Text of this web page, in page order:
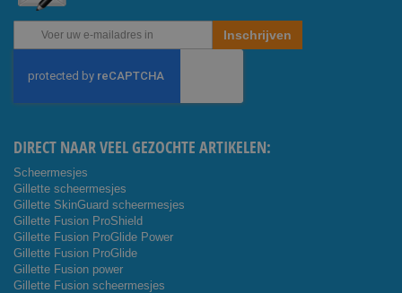
Abonneer
onze
Inschrijven
DIRECT NAAR VEEL GEZOCHTE ARTIKELEN:
Scheermesjes
Gillette scheermesjes
Gillette SkinGuard scheermesjes
Gillette Fusion ProShield
Gillette Fusion ProGlide Power
Gillette Fusion ProGlide
Gillette Fusion power
Gillette Fusion scheermesjes